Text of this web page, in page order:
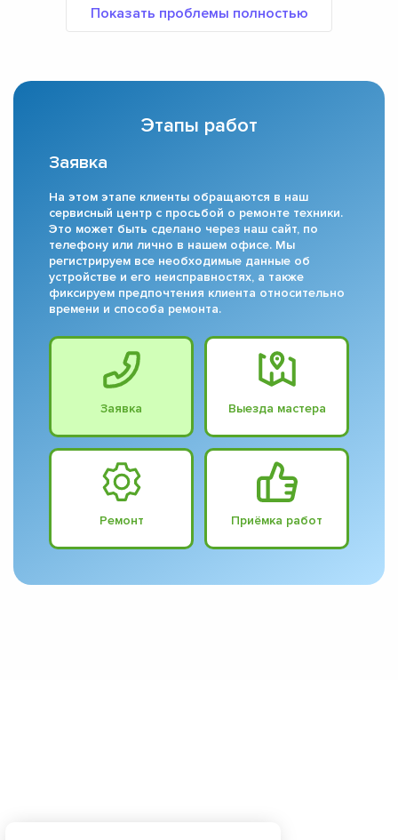
Этапы работ
Заявка
На этом этапе клиенты обращаются в наш
сервисный центр с просьбой о ремонте техники.
Это может быть сделано через наш сайт, по
телефону или лично в нашем офисе. Мы
регистрируем все необходимые данные об
устройстве и его неисправностях, а также
фиксируем предпочтения клиента относительно
времени и способа ремонта.
Заявка Выезда мастера
Ремонт Приёмка работ